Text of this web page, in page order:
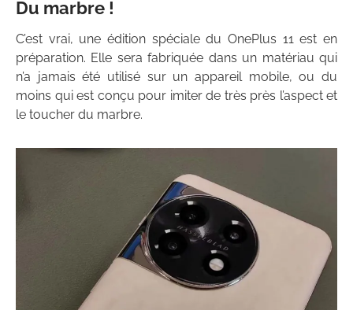
Du marbre !
C’est vrai, une édition spéciale du OnePlus 11 est en
préparation. Elle sera fabriquée dans un matériau qui
n’a jamais été utilisé sur un appareil mobile, ou du
moins qui est conçu pour imiter de très près l’aspect et
le toucher du marbre.